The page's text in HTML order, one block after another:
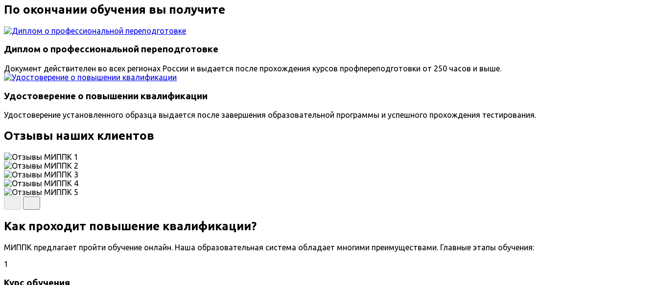
По окончании обучения вы получите
Диплом о профессиональной переподготовке
Документ действителен во всех регионах России и выдается после прохождения курсов профпереподготовки от 250 часов и выше.
Удостоверение о повышении квалификации
Удостоверение установленного образца выдается после завершения образовательной программы и успешного прохождения тестирования.
Отзывы наших клиентов
Как проходит повышение квалификации?
МИППК предлагает пройти обучение онлайн. Наша образовательная система обладает многими преимуществами. Главные этапы обучения:
1
Курс обучения